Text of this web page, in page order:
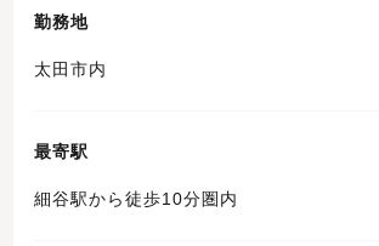
勤務地
太田市内
最寄駅
細谷駅から徒歩10分圏内